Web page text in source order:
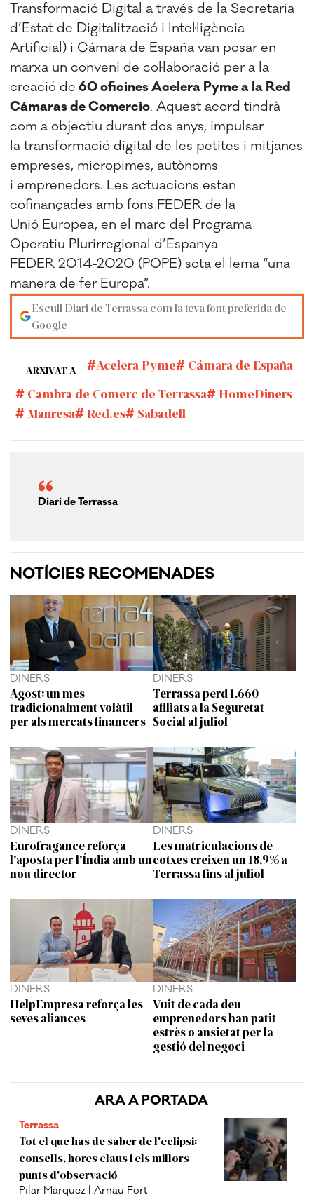
ARA A PORTADA
Terrassa
Tot el que has de saber de l'eclipsi:
consells, hores claus i els millors
punts d'observació
Pilar Màrquez | Arnau Fort
Transformació Digital a través de la Secretaria
d’Estat de Digitalització i Intel·ligència
Artificial) i Cámara de España van posar en
marxa un conveni de col·laboració per a la
creació de 60 oficines Acelera Pyme a la Red
Cámaras de Comercio. Aquest acord tindrà
com a objectiu durant dos anys, impulsar
la transformació digital de les petites i mitjanes
empreses, micropimes, autònoms
i emprenedors. Les actuacions estan
cofinançades amb fons FEDER de la
Unió Europea, en el marc del Programa
Operatiu Plurirregional d’Espanya
FEDER 2014-2020 (POPE) sota el lema “una
manera de fer Europa”.
Escull Diari de Terrassa com la teva font preferida de
Google
ARXIVAT A Acelera Pyme
Cámara de España
Cambra de Comerç de Terrassa
HomeDiners
Manresa
Red.es Sabadell
Diari de Terrassa
NOTÍCIES RECOMENADES
DINERS
Agost: un mes
tradicionalment volàtil
per als mercats financers
DINERS
Terrassa perd 1.660
afiliats a la Seguretat
Social al juliol
DINERS
Eurofragance reforça
l’aposta per l’Índia amb un
nou director
DINERS
Les matriculacions de
cotxes creixen un 18,9% a
Terrassa fins al juliol
DINERS
HelpEmpresa reforça les
seves aliances
DINERS
Vuit de cada deu
emprenedors han patit
estrès o ansietat per la
gestió del negoci